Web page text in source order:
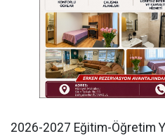
​2026-2027 Eğitim-Öğretim